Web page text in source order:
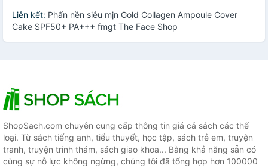
Liên kết: Phấn nền siêu mịn Gold Collagen Ampoule Cover
Cake SPF50+ PA+++ fmgt The Face Shop
ShopSach.com chuyên cung cấp thông tin giá cả sách các thể
loại. Từ sách tiếng anh, tiểu thuyết, học tập, sách trẻ em, truyện
tranh, truyện trinh thám, sách giao khoa... Bằng khả năng sẵn có
cùng sự nỗ lực không ngừng, chúng tôi đã tổng hợp hơn 100000